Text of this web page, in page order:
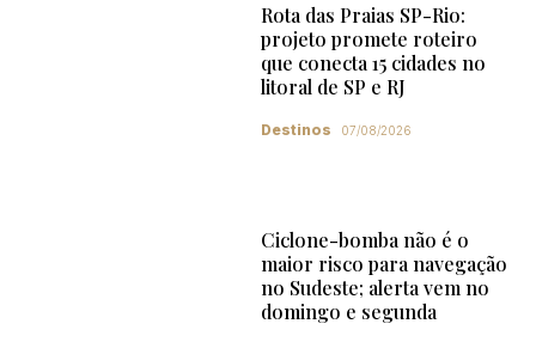
Rota das Praias SP-Rio:
projeto promete roteiro
que conecta 15 cidades no
litoral de SP e RJ
Destinos 07/08/2026
Ciclone-bomba não é o
maior risco para navegação
no Sudeste; alerta vem no
domingo e segunda